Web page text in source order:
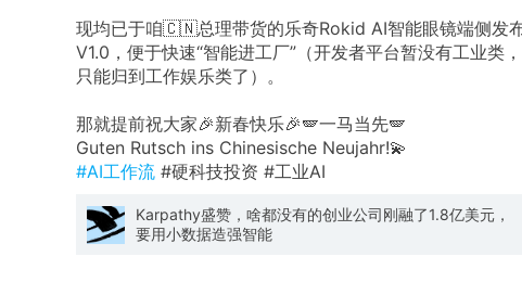
现均已于咱🇨🇳总理带货的乐奇Rokid AI智能眼镜端侧发
V1.0，便于快速“智能进工厂”（开发者平台暂没有工业类，
只能归到工作娱乐类了）。
那就提前祝大家🎉新春快乐🎉🪽一马当先🪽
Guten Rutsch ins Chinesische Neujahr!💫
#AI工作流 #硬科技投资 #工业AI
Karpathy盛赞，啥都没有的创业公司刚融了1.8亿美元，
要用小数据造强智能